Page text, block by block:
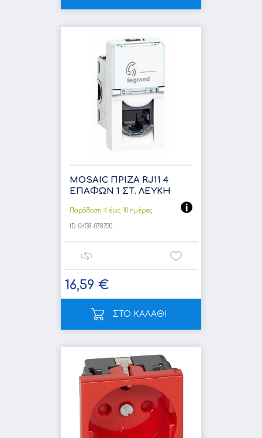
MOSAIC ΠΡΙΖΑ RJ11 4
ΕΠΑΦΩΝ 1 ΣΤ. ΛΕΥΚΗ
Παράδοση 4 έως 10 ημέρες
ID: 0458-078730
16,59 €
ΣΤΟ ΚΑΛΑΘΙ